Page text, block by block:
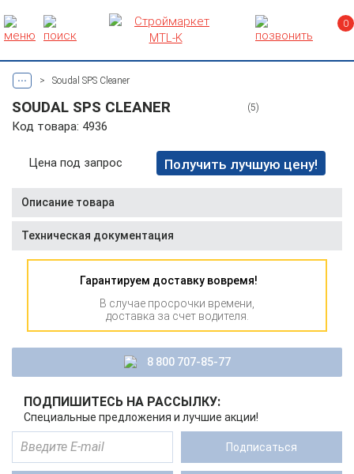
0
... > Soudal SPS Cleaner
SOUDAL SPS CLEANER (5)
Код товара: 4936
Цена под запрос Получить лучшую цену!
Описание товара
Техническая документация
Гарантируем доставку вовремя!
В случае просрочки времени,
доставка за счет водителя.
8 800 707-85-77
ПОДПИШИТЕСЬ НА РАССЫЛКУ:
Специальные предложения и лучшие акции!
Подписаться